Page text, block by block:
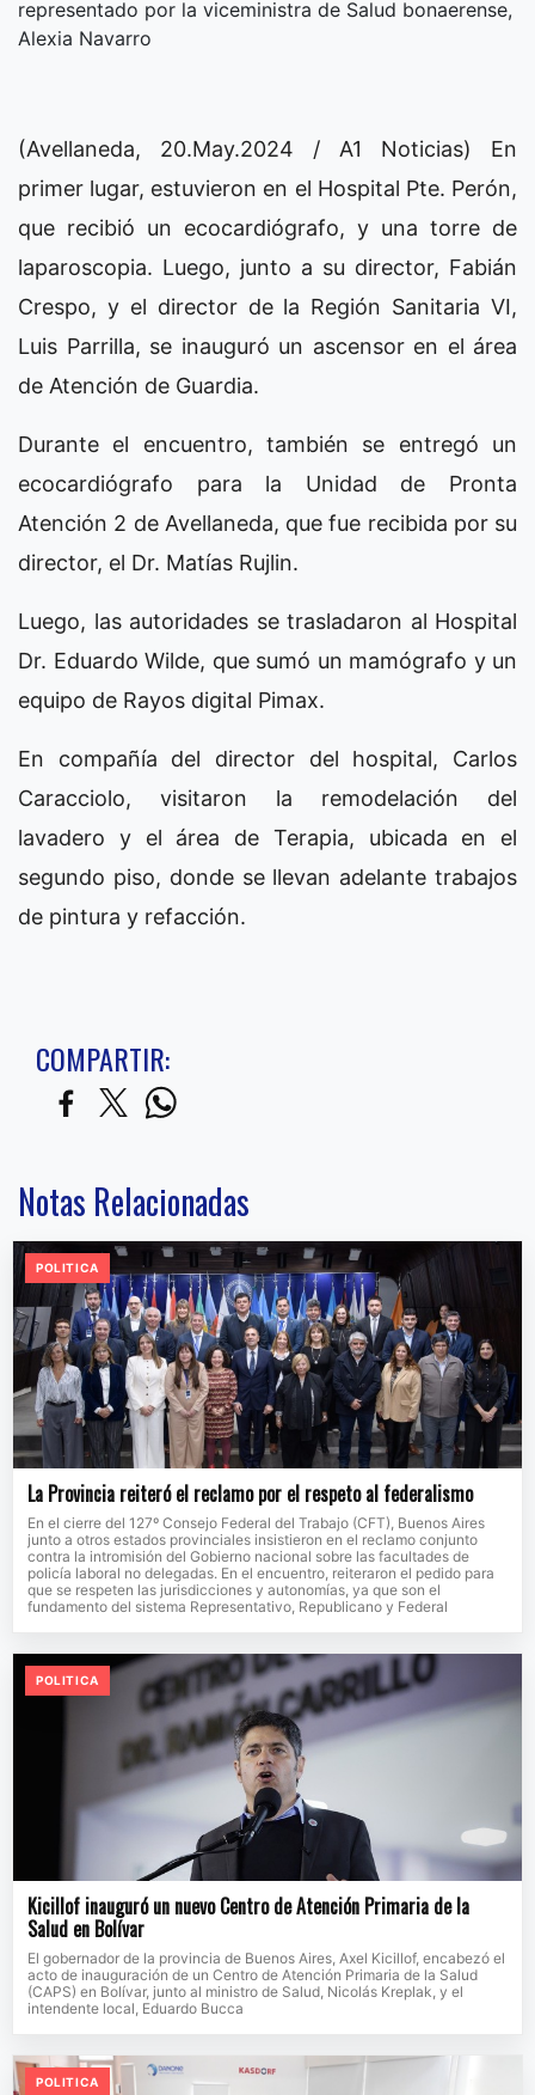
representado por la viceministra de Salud bonaerense,
Alexia Navarro
(Avellaneda, 20.May.2024 / A1 Noticias) En
primer lugar, estuvieron en el Hospital Pte. Perón,
que recibió un ecocardiógrafo, y una torre de
laparoscopia. Luego, junto a su director, Fabián
Crespo, y el director de la Región Sanitaria VI,
Luis Parrilla, se inauguró un ascensor en el área
de Atención de Guardia.
Durante el encuentro, también se entregó un
ecocardiógrafo para la Unidad de Pronta
Atención 2 de Avellaneda, que fue recibida por su
director, el Dr. Matías Rujlin.
Luego, las autoridades se trasladaron al Hospital
Dr. Eduardo Wilde, que sumó un mamógrafo y un
equipo de Rayos digital Pimax.
En compañía del director del hospital, Carlos
Caracciolo, visitaron la remodelación del
lavadero y el área de Terapia, ubicada en el
segundo piso, donde se llevan adelante trabajos
de pintura y refacción.
COMPARTIR:
Notas Relacionadas
POLITICA
La Provincia reiteró el reclamo por el respeto al federalismo
En el cierre del 127º Consejo Federal del Trabajo (CFT), Buenos Aires
junto a otros estados provinciales insistieron en el reclamo conjunto
contra la intromisión del Gobierno nacional sobre las facultades de
policía laboral no delegadas. En el encuentro, reiteraron el pedido para
que se respeten las jurisdicciones y autonomías, ya que son el
fundamento del sistema Representativo, Republicano y Federal
POLITICA
Kicillof inauguró un nuevo Centro de Atención Primaria de la
Salud en Bolívar
El gobernador de la provincia de Buenos Aires, Axel Kicillof, encabezó el
acto de inauguración de un Centro de Atención Primaria de la Salud
(CAPS) en Bolívar, junto al ministro de Salud, Nicolás Kreplak, y el
intendente local, Eduardo Bucca
POLITICA